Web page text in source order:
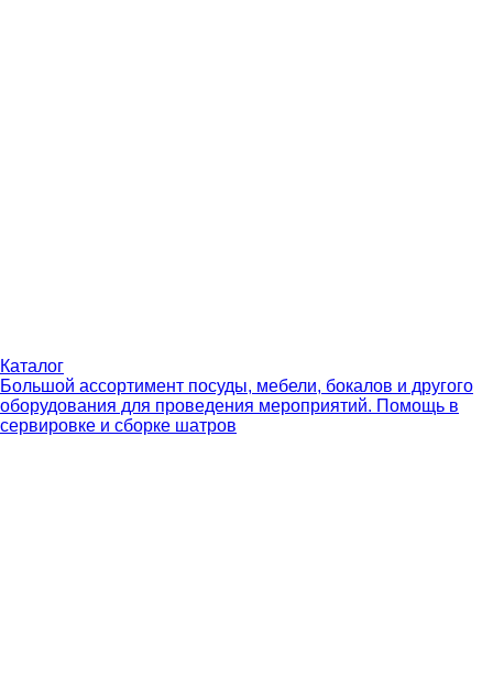
Каталог
Большой ассортимент посуды, мебели, бокалов и другого
оборудования для проведения мероприятий. Помощь в
сервировке и сборке шатров